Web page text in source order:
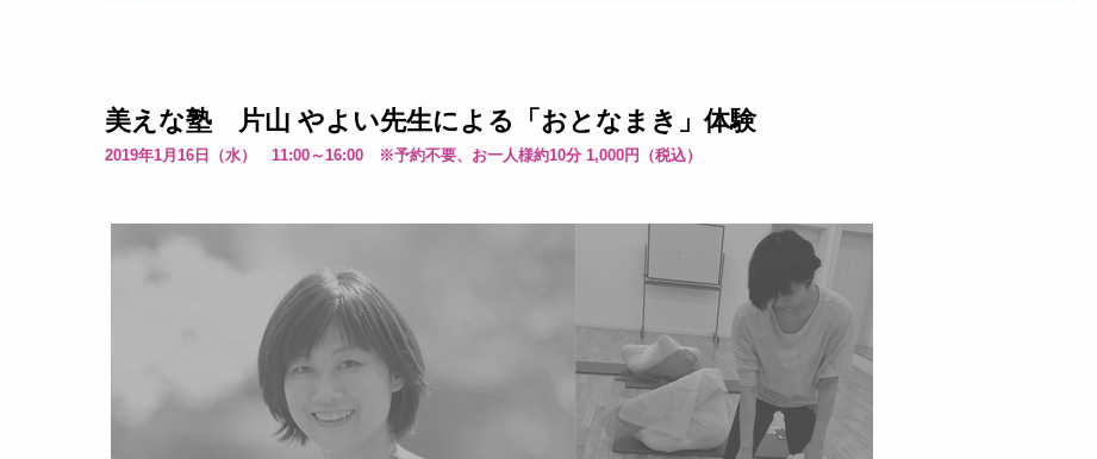
美えな塾 片山 やよい先生による「おとなまき」体験
2019年1月16日（水） 11:00～16:00 ※予約不要、お一人様約10分 1,000円（税込）